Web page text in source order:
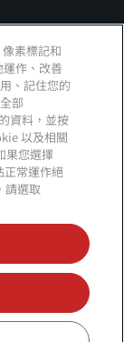
惠
RED、
Inn &
。
素標記和
作、改善
、記住您的
部
資料，並按
以及相關
果您選擇
正常運作絕
請選取